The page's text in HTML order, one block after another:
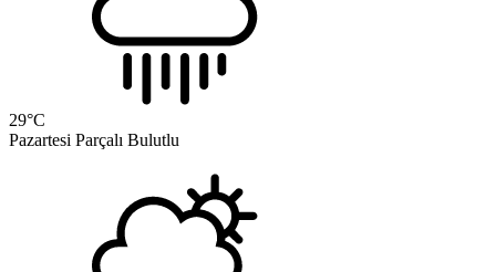
29°C
Pazartesi Parçalı Bulutlu